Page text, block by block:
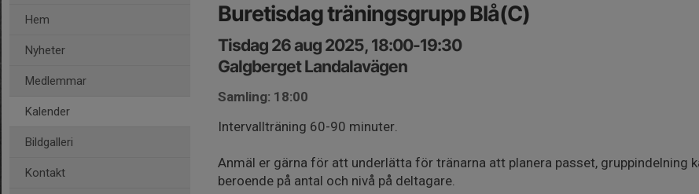
Hem
Nyheter
Medlemmar
Kalender
Bildgalleri
Kontakt
Buretisdag träningsgrupp Blå(C)
Tisdag 26 aug 2025, 18:00-19:30
Galgberget Landalavägen
Samling: 18:00
Intervallträning 60-90 minuter.
Anmäl er gärna för att underlätta för tränarna att planera passet, gruppindelning
beroende på antal och nivå på deltagare.